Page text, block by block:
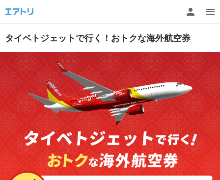
タイベトジェットで行く！おトクな海外航空券